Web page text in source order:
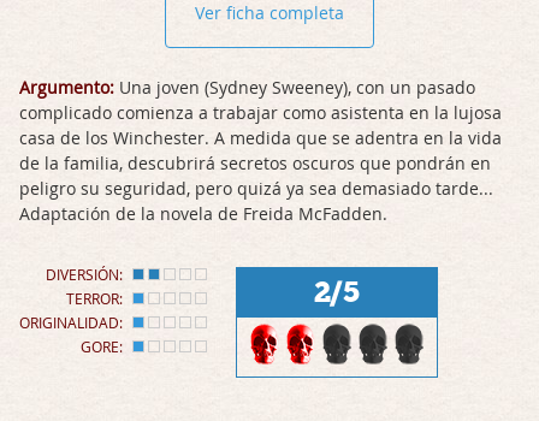
Ver ficha completa
Argumento: Una joven (Sydney Sweeney), con un pasado
complicado comienza a trabajar como asistenta en la lujosa
casa de los Winchester. A medida que se adentra en la vida
de la familia, descubrirá secretos oscuros que pondrán en
peligro su seguridad, pero quizá ya sea demasiado tarde...
Adaptación de la novela de Freida McFadden.
DIVERSIÓN:
TERROR:
ORIGINALIDAD:
GORE:
2/5